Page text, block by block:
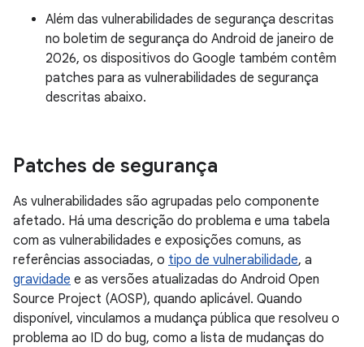
Além das vulnerabilidades de segurança descritas
no boletim de segurança do Android de janeiro de
2026, os dispositivos do Google também contêm
patches para as vulnerabilidades de segurança
descritas abaixo.
Patches de segurança
As vulnerabilidades são agrupadas pelo componente
afetado. Há uma descrição do problema e uma tabela
com as vulnerabilidades e exposições comuns, as
referências associadas, o tipo de vulnerabilidade, a
gravidade e as versões atualizadas do Android Open
Source Project (AOSP), quando aplicável. Quando
disponível, vinculamos a mudança pública que resolveu o
problema ao ID do bug, como a lista de mudanças do